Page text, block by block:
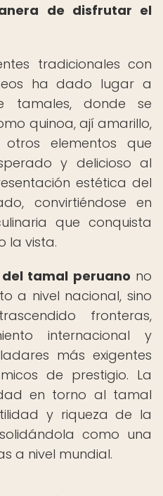
de disfrutar el
tradicionales con
ha dado lugar a
tamales, donde se
quinoa, ají amarillo,
elementos que
y delicioso al
estética del
convirtiéndose en
que conquista
la vista.
tamal peruano no
a nivel nacional, sino
fronteras,
internacional y
más exigentes
de prestigio. La
en torno al tamal
y riqueza de la
como una
a nivel mundial.